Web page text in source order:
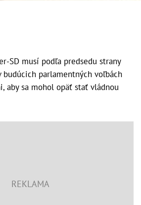
SD musí podľa predsedu strany
budúcich parlamentných voľbách
aby sa mohol opäť stať vládnou